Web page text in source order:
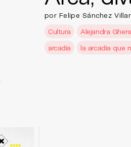
por Felipe Sánchez
Cultura
Alejandra
arcadia
la arcadia que